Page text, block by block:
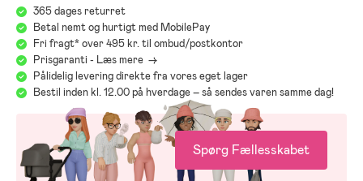
365 dages returret
Betal nemt og hurtigt med MobilePay
Fri fragt* over 495 kr. til ombud/postkontor
Prisgaranti - Læs mere ->
Pålidelig levering direkte fra vores eget lager
Bestil inden kl. 12.00 på hverdage – så sendes varen samme dag!
Spørg Fællesskabet